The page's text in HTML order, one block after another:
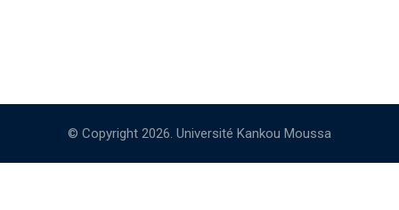
© Copyright 2026. Université Kankou Moussa